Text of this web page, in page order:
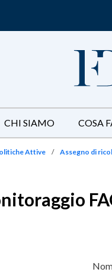
CHI SIAMO COSA
Attive / Assegno di